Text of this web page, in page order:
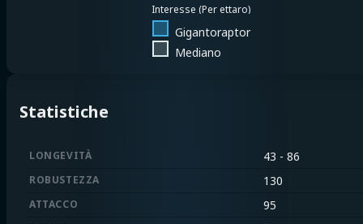
Interesse (Per ettaro)
Gigantoraptor
Mediano
Statistiche
LONGEVITÀ 43 - 86
ROBUSTEZZA 130
ATTACCO 95